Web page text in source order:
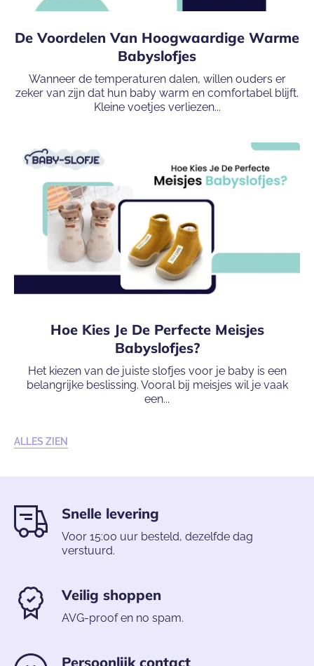
De Voordelen Van Hoogwaardige Warme
Babyslofjes
Wanneer de temperaturen dalen, willen ouders er
zeker van zijn dat hun baby warm en comfortabel blijft.
Kleine voetjes verliezen...
Hoe Kies Je De Perfecte Meisjes
Babyslofjes?
Het kiezen van de juiste slofjes voor je baby is een
belangrijke beslissing. Vooral bij meisjes wil je vaak
een...
ALLES ZIEN
Snelle levering
Voor 15:00 uur besteld, dezelfde dag
verstuurd.
Veilig shoppen
AVG-proof en no spam.
Persoonlijk contact